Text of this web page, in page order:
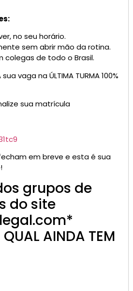
no seu horário.
sem abrir mão da rotina.
colegas de todo o Brasil.
vaga na ÚLTIMA TURMA 100%
sua matrícula
em breve e esta é sua
grupos de
do site
AINDA TEM